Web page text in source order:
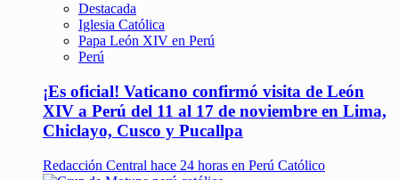
Destacada
Iglesia Católica
Papa León XIV en Perú
Perú
¡Es oficial! Vaticano confirmó visita de León
XIV a Perú del 11 al 17 de noviembre en Lima,
Chiclayo, Cusco y Pucallpa
Redacción Central hace 24 horas en Perú Católico